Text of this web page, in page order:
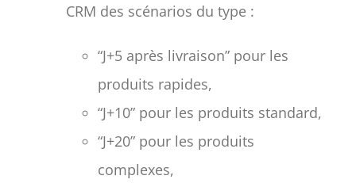
CRM des scénarios du type :
“J+5 après livraison” pour les
produits rapides,
“J+10” pour les produits standard,
“J+20” pour les produits
complexes,